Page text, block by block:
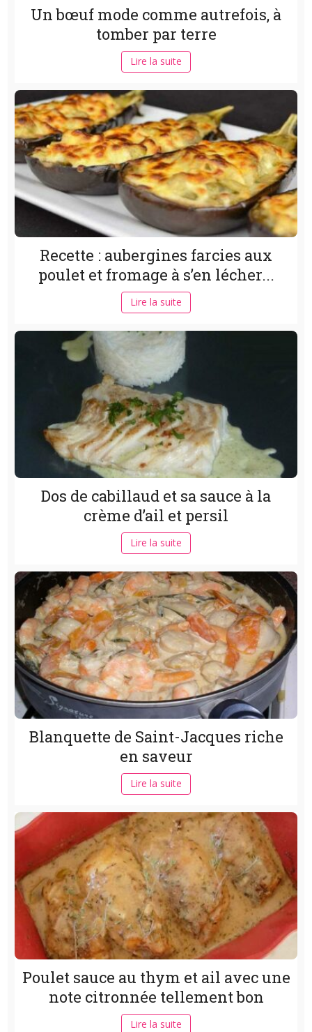
Un bœuf mode comme autrefois, à
tomber par terre
Lire la suite
Recette : aubergines farcies aux
poulet et fromage à s’en lécher...
Lire la suite
Dos de cabillaud et sa sauce à la
crème d’ail et persil
Lire la suite
Blanquette de Saint-Jacques riche
en saveur
Lire la suite
Poulet sauce au thym et ail avec une
note citronnée tellement bon
Lire la suite